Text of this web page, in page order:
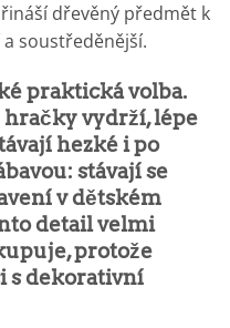
dřevěný předmět k
soustředěnější.
praktická volba.
hračky vydrží, lépe
hezké i po
stávají se
v dětském
detail velmi
protože
s dekorativní